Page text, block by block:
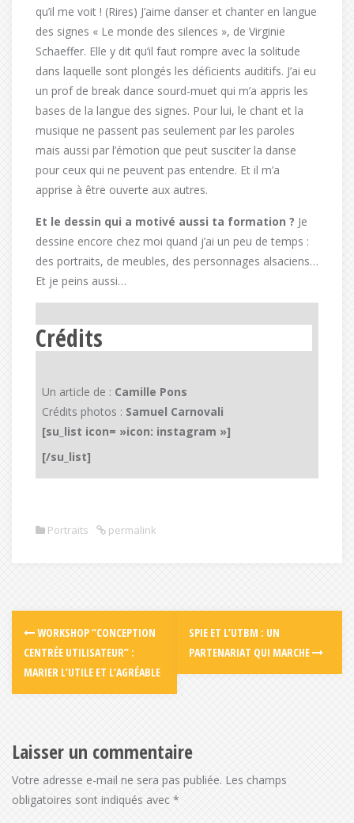
qu’il me voit ! (Rires) J’aime danser et chanter en langue
des signes « Le monde des silences », de Virginie
Schaeffer. Elle y dit qu’il faut rompre avec la solitude
dans laquelle sont plongés les déficients auditifs. J’ai eu
un prof de break dance sourd-muet qui m’a appris les
bases de la langue des signes. Pour lui, le chant et la
musique ne passent pas seulement par les paroles
mais aussi par l’émotion que peut susciter la danse
pour ceux qui ne peuvent pas entendre. Et il m’a
apprise à être ouverte aux autres.
Et le dessin qui a motivé aussi ta formation ? Je
dessine encore chez moi quand j’ai un peu de temps :
des portraits, de meubles, des personnages alsaciens…
Et je peins aussi…
Crédits
Un article de : Camille Pons
Crédits photos : Samuel Carnovali
[su_list icon= »icon: instagram »]
[/su_list]
Portraits permalink
WORKSHOP “CONCEPTION
CENTRÉE UTILISATEUR” :
MARIER L’UTILE ET L’AGRÉABLE
SPIE ET L’UTBM : UN
PARTENARIAT QUI MARCHE
Laisser un commentaire
Votre adresse e-mail ne sera pas publiée. Les champs
obligatoires sont indiqués avec *